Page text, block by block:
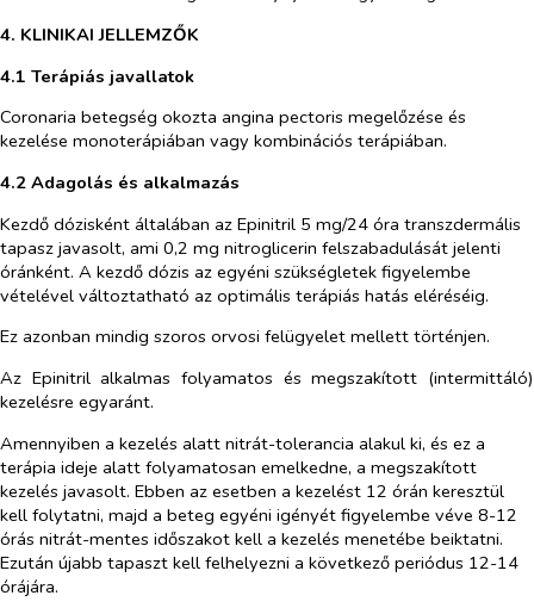
4. KLINIKAI JELLEMZŐK
4.1 Terápiás javallatok
Coronaria betegség okozta angina pectoris megelőzése és
kezelése monoterápiában vagy kombinációs terápiában.
4.2 Adagolás és alkalmazás
Kezdő dózisként általában az Epinitril 5 mg/24 óra transzdermális
tapasz javasolt, ami 0,2 mg nitroglicerin felszabadulását jelenti
óránként. A kezdő dózis az egyéni szükségletek figyelembe
vételével változtatható az optimális terápiás hatás eléréséig.
Ez azonban mindig szoros orvosi felügyelet mellett történjen.
Az Epinitril alkalmas folyamatos és megszakított (intermittáló)
kezelésre egyaránt.
Amennyiben a kezelés alatt nitrát-tolerancia alakul ki, és ez a
terápia ideje alatt folyamatosan emelkedne, a megszakított
kezelés javasolt. Ebben az esetben a kezelést 12 órán keresztül
kell folytatni, majd a beteg egyéni igényét figyelembe véve 8-12
órás nitrát-mentes időszakot kell a kezelés menetébe beiktatni.
Ezután újabb tapaszt kell felhelyezni a következő periódus 12-14
órájára.